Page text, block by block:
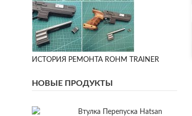
ИСТОРИЯ РЕМОНТА ROHM TRAINER
НОВЫЕ ПРОДУКТЫ
Втулка Перепуска Hatsan